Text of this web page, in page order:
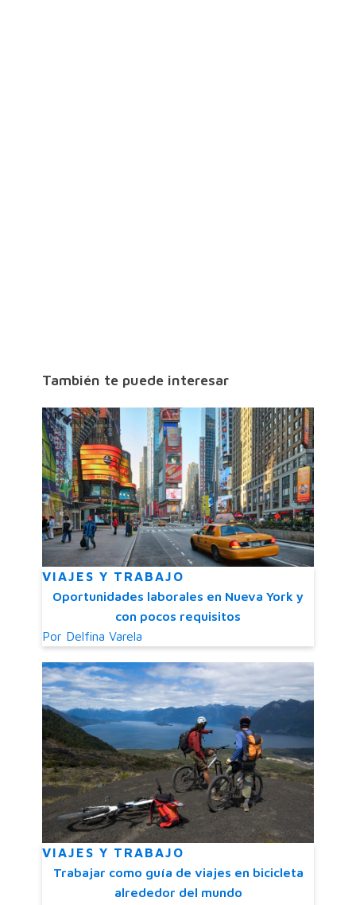
También te puede interesar
VIAJES Y TRABAJO
Oportunidades laborales en Nueva York y
con pocos requisitos
Por Delfina Varela
VIAJES Y TRABAJO
Trabajar como guía de viajes en bicicleta
alrededor del mundo